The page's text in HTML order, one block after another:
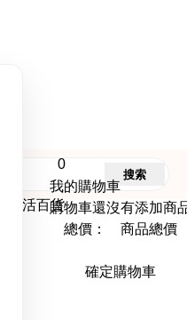
0
我的購物車
購物車還沒有添加商
總價： 商品總價
確定購物車
搜索